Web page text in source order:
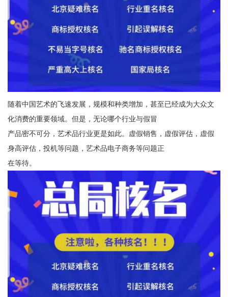
随着中国艺术的飞速发展，规模和种类增加，甚⾄已经成为⼤众⽂
化消费的重要领域。但是，⽆论哪个⾏业与假冒
产品密不可分，艺术品⾏业更是如此。虚假销售，虚假评估，虚假
⾝⾼评估，投机等问题，艺术品电⼦商务等问题正
在等待。